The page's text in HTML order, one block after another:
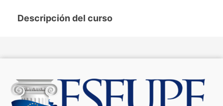
Descripción del curso